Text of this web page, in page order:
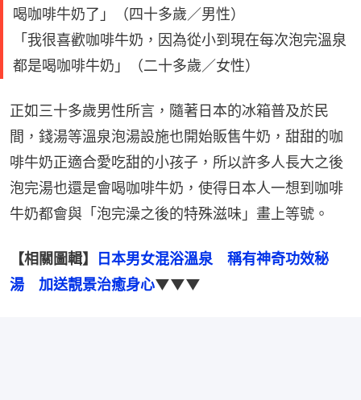
喝咖啡牛奶了」（四十多歲／男性）
「我很喜歡咖啡牛奶，因為從小到現在每次泡完溫泉
都是喝咖啡牛奶」（二十多歲／女性）
正如三十多歲男性所言，隨著日本的冰箱普及於民
間，錢湯等溫泉泡湯設施也開始販售牛奶，甜甜的咖
啡牛奶正適合愛吃甜的小孩子，所以許多人長大之後
泡完湯也還是會喝咖啡牛奶，使得日本人一想到咖啡
牛奶都會與「泡完澡之後的特殊滋味」畫上等號。
【相關圖輯】
日本男女混浴溫泉　稱有神奇功效秘
湯　加送靚景治癒身心▼▼▼